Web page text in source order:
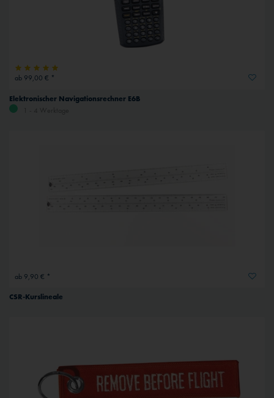
ab 99,00 € *
Elektronischer Navigationsrechner E6B
ab 9,90 € *
CSR-Kurslineale